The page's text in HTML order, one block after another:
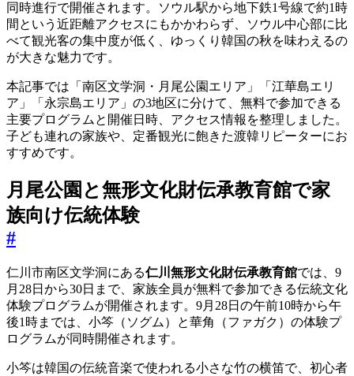
同時進行で開催されます。ソウル駅から地下鉄1号線で約1時
間という近距離アクセスにもかかわらず、ソウル中心部に比
べて観光客の集中度が低く、ゆっくり韓国の秋を味わえるの
が大きな魅力です。
本記事では「南区文学洞・月尾公園エリア」「江華島エリ
ア」「永宗島エリア」の3地区に分けて、無料で参加できる
主要プログラムと開催日時、アクセス情報を整理しました。
子ども連れの家族や、定番観光に飽きた渡韓リピーターにお
すすめです。
月尾公園と無形文化財伝承教育館で家
族向け伝統体験
#
仁川市南区文学洞にある仁川無形文化財伝承教育館では、9
月28日から30日まで、家族全員が無料で参加できる伝統文化
体験プログラムが開催されます。9月28日の午前10時から午
後1時までは、小笒（ソグム）と華角（ファガク）の体験プ
ログラムが同時開催されます。
小笒は韓国の伝統音楽で使われる小さな竹の横笛で、初心者